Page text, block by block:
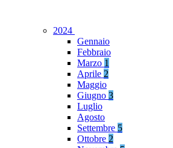
2024
Gennaio
Febbraio
Marzo 1
Aprile 2
Maggio
Giugno 3
Luglio
Agosto
Settembre 5
Ottobre 2